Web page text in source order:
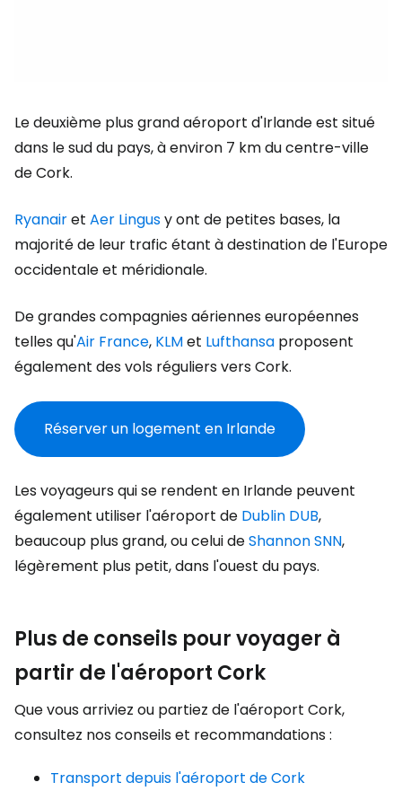
Le deuxième plus grand aéroport d'Irlande est situé
dans le sud du pays, à environ 7 km du centre-ville
de Cork.
Ryanairet Aer Lingusy ont de petites bases, la
majorité de leur trafic étant à destination de l'Europe
occidentale et méridionale.
De grandes compagnies aériennes européennes
telles qu'Air France, KLMet Lufthansa proposent
également des vols réguliers vers Cork.
Réserver un logement en Irlande
Les voyageurs qui se rendent en Irlande peuvent
également utiliser l'aéroport de Dublin DUB,
beaucoup plus grand, ou celui deShannon SNN,
légèrement plus petit, dans l'ouest du pays.
Plus de conseils pour voyager à
partir de l'aéroport Cork
Que vous arriviez ou partiez de l'aéroport Cork,
consultez nos conseils et recommandations :
Transport depuis l'aéroport de Cork